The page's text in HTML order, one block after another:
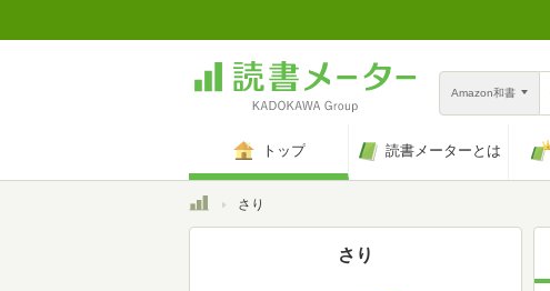
Amazon和書
トップ 読書メーターとは
トップさり
さり